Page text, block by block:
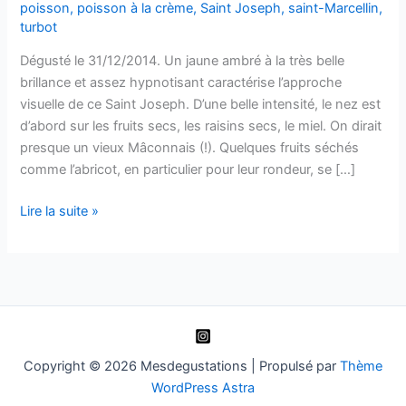
poisson, poisson à la crème, Saint Joseph, saint-Marcellin,
turbot
Dégusté le 31/12/2014. Un jaune ambré à la très belle
brillance et assez hypnotisant caractérise l’approche
visuelle de ce Saint Joseph. D’une belle intensité, le nez est
d’abord sur les fruits secs, les raisins secs, le miel. On dirait
presque un vieux Mâconnais (!). Quelques fruits séchés
comme l’abricot, en particulier pour leur rondeur, se […]
Saint
–
Lire la suite »
Copyright © 2026 Mesdegustations | Propulsé par Thème
WordPress Astra